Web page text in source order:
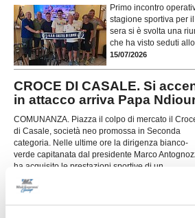
Primo incontro
stagione sportiva per
sera si è svolta una
che ha visto seduti
15/07/2026
CROCE DI CASALE. Si
in attacco arriva Papa
COMUNANZA. Piazza il colpo di mercato il
di Casale, società neo promossa in Seconda
categoria. Nelle ultime ore la dirigenza bianco-
verde capitanata dal presidente Marco
ha acquisito le prestazioni sportive di un
attaccante dal notevole potenziale come
Abdoulaye Papa Ndiour.